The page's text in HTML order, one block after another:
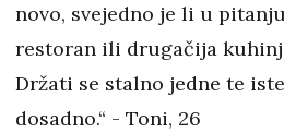
novo, svejedno je li u
restoran ili drugačija
Držati se stalno jedne te
dosadno.“ - Toni, 26